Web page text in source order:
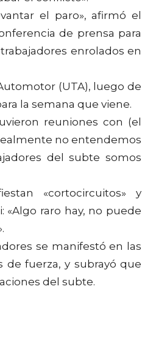
el paro», afirmó el
de prensa para
enrolados en
(UTA), luego de
la semana que viene.
reuniones con (el
no entendemos
del subte somos
«cortocircuitos» y
«Algo raro hay, no puede
se manifestó en las
de fuerza, y subrayó que
del subte.